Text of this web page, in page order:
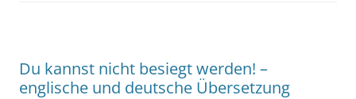
Du kannst nicht besiegt werden! –
englische und deutsche Übersetzung